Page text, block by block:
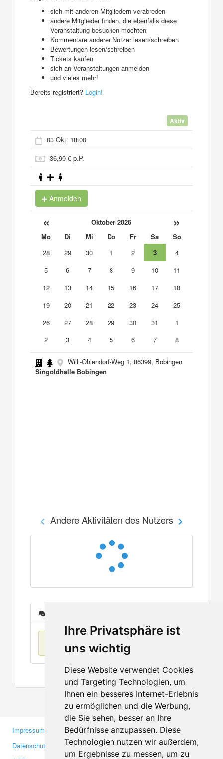
Ihre Privatsphäre ist
uns wichtig
Diese Website verwendet Cookies
und Targeting Technologien, um
Ihnen ein besseres Internet-Erlebnis
zu ermöglichen und die Werbung,
die Sie sehen, besser an Ihre
Bedürfnisse anzupassen. Diese
Technologien nutzen wir außerdem,
um Ergebnisse zu messen, um zu
sich mit anderen Mitgliedern verabreden
andere Mitglieder finden, die ebenfalls diese
Veranstaltung besuchen möchten
Kommentare anderer Nutzer lesen/schreiben
Bewertungen lesen/schreiben
Tickets kaufen
sich an Veranstaltungen anmelden
und vieles mehr!
Bereits registriert? Login!
Aktiv
03 Okt. 18:00
36,90 € p.P.
Anmelden
« Oktober 2026 »
Mo Di Mi Do Fr Sa
So
28
29 30 1 2 3
4
5
6 7 8 9 10
11
12
13 14 15 16 17
18
19
20 21 22 23 24
25
26
27 28 29 30 31
1
2
3 4 5 6 7 8
Willi-Ohlendorf-Weg 1, 86399, Bobingen
Singoldhalle Bobingen
Andere Aktivitäten des Nutzers
Keine Einträge
Impressum
Datenschutzerklärung
Gewerbetreibende
Investoren